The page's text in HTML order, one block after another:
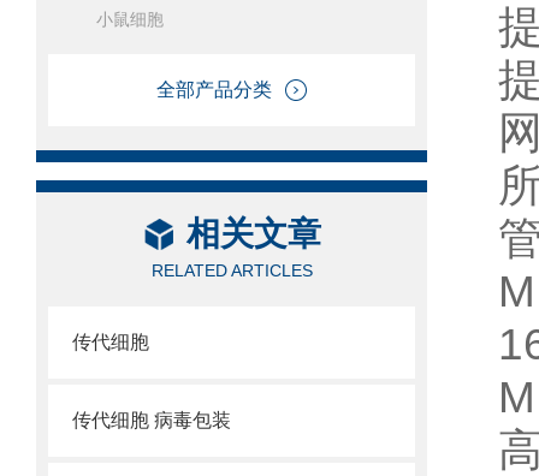
小鼠细胞
全部产品分类
相关文章
RELATED ARTICLES
传代细胞
传代细胞 病毒包装